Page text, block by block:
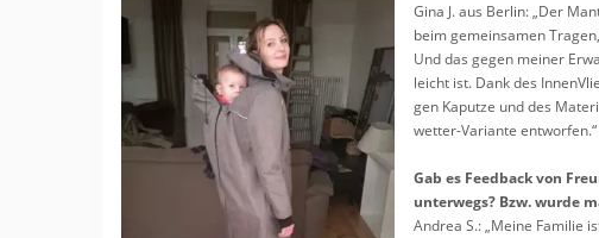
Wonderfold W6
Alltag Erfahrungsbericht
Produkttest Babytrage
BabyBjörn
BabyBjörn Babywippe
ENGEL Wollfleece-Overall
Tragejacke von ENGEL
Gina J. aus Ber­lin: „Der
beim ge­mein­sa­men
Und das gegen mei­ner
leicht ist. Dank des
gen Ka­put­ze und des
wet­ter-Va­ri­an­te ent­wor­fen.“
Gab es Feed­back von
un­ter­wegs? Bzw. wurde
An­drea S.: „Meine Fa­mi­lie